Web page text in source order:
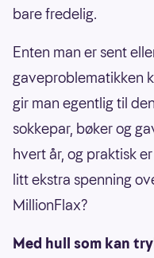
bare fredelig.
Enten man er sent
gaveproblematikken
gir man egentlig til
sokkepar, bøker og
hvert år, og praktisk
litt ekstra spenning
MillionFlax?
Med hull som kan